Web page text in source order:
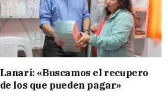
Lanari: «Buscamos el recupero
de los que pueden pagar»